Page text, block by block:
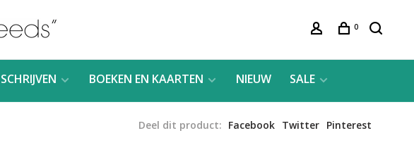
0
SCHRIJVEN BOEKEN EN KAARTEN NIEUW SALE
Deel dit product: Facebook Twitter Pinterest